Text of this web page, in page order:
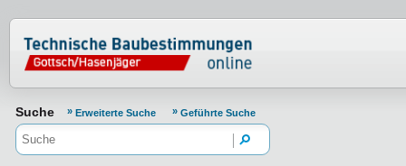
Normenportal Barrierefreiheit
Suche Erweiterte Suche Geführte Suche